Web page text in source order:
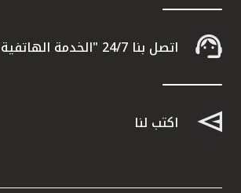
اتصل بنا 24/7 "الخدمة الهاتفية" 1803333
اكتب لنا